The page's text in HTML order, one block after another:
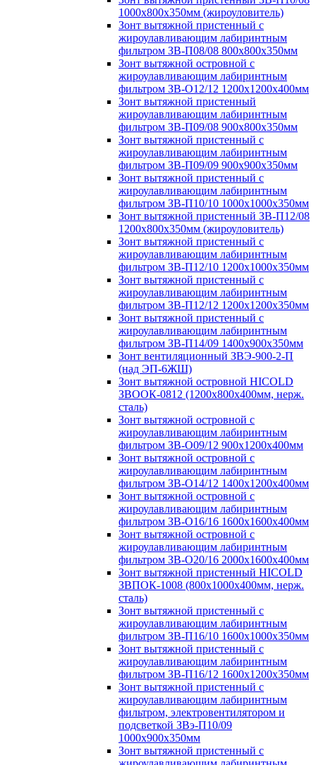
1000х800х350мм (жироуловитель)
Зонт вытяжной пристенный с
жироулавливающим лабиринтным
фильтром ЗВ-П08/08 800х800х350мм
Зонт вытяжной островной с
жироулавливающим лабиринтным
фильтром ЗВ-О12/12 1200х1200х400мм
Зонт вытяжной пристенный
жироулавливающим лабиринтным
фильтром ЗВ-П09/08 900х800х350мм
Зонт вытяжной пристенный с
жироулавливающим лабиринтным
фильтром ЗВ-П09/09 900х900х350мм
Зонт вытяжной пристенный с
жироулавливающим лабиринтным
фильтром ЗВ-П10/10 1000х1000х350мм
Зонт вытяжной пристенный ЗВ-П12/08
1200х800х350мм (жироуловитель)
Зонт вытяжной пристенный с
жироулавливающим лабиринтным
фильтром ЗВ-П12/10 1200х1000х350мм
Зонт вытяжной пристенный с
жироулавливающим лабиринтным
фильтром ЗВ-П12/12 1200х1200х350мм
Зонт вытяжной пристенный с
жироулавливающим лабиринтным
фильтром ЗВ-П14/09 1400х900х350мм
Зонт вентиляционный ЗВЭ-900-2-П
(над ЭП-6ЖШ)
Зонт вытяжной островной HICOLD
ЗВООК-0812 (1200х800x400мм, нерж.
сталь)
Зонт вытяжной островной с
жироулавливающим лабиринтным
фильтром ЗВ-О09/12 900х1200х400мм
Зонт вытяжной островной с
жироулавливающим лабиринтным
фильтром ЗВ-О14/12 1400х1200х400мм
Зонт вытяжной островной с
жироулавливающим лабиринтным
фильтром ЗВ-О16/16 1600х1600х400мм
Зонт вытяжной островной с
жироулавливающим лабиринтным
фильтром ЗВ-О20/16 2000х1600х400мм
Зонт вытяжной пристенный HICOLD
ЗВПОК-1008 (800х1000х400мм, нерж.
сталь)
Зонт вытяжной пристенный с
жироулавливающим лабиринтным
фильтром ЗВ-П16/10 1600х1000х350мм
Зонт вытяжной пристенный с
жироулавливающим лабиринтным
фильтром ЗВ-П16/12 1600х1200х350мм
Зонт вытяжной пристенный с
жироулавливающим лабиринтным
фильтром, электровентилятором и
подсветкой ЗВэ-П10/09
1000х900х350мм
Зонт вытяжной пристенный с